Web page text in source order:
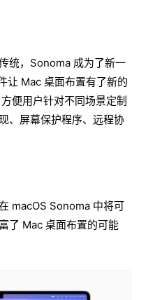
统，Sonoma 成为了新一
让 Mac 桌面布置有了新的
便用户针对不同场景定制
、屏幕保护程序、远程协
macOS Sonoma 中将可
了 Mac 桌面布置的可能